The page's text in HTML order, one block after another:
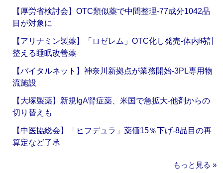
【厚労省検討会】OTC類似薬で中間整理‐77成分1042品
目が対象に
【アリナミン製薬】「ロゼレム」OTC化し発売‐体内時計
整える睡眠改善薬
【バイタルネット】神奈川新拠点が業務開始‐3PL専用物
流施設
【大塚製薬】新規IgA腎症薬、米国で急拡大‐他剤からの
切り替えも
【中医協総会】「ヒフデュラ」薬価15％下げ‐8品目の再
算定など了承
もっと見る »